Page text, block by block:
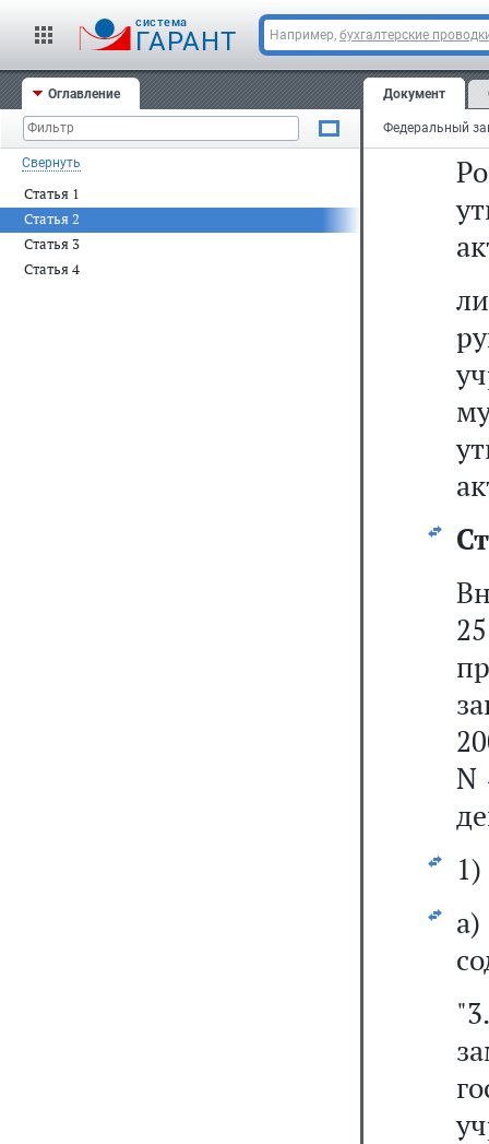
cистема
ГАРАНТ Например, бухгалтерские
Оглавление
Свернуть
Статья 1
Статья 2
Статья 3
Статья 4
Документ
N